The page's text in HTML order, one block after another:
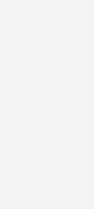
Muster-Systemböden-Richt­
von Betriebsräumen von
Dipl.-Ing. Manfred
Dieter Rosenwirth, Dr.
978-3-446-42911-6, Carl